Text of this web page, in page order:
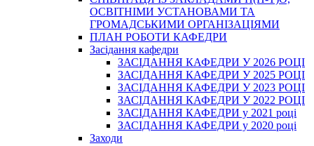
ОСВІТНІМИ УСТАНОВАМИ ТА
ГРОМАДСЬКИМИ ОРГАНІЗАЦІЯМИ
ПЛАН РОБОТИ КАФЕДРИ
Засідання кафедри
ЗАСІДАННЯ КАФЕДРИ У 2026 РОЦІ
ЗАСІДАННЯ КАФЕДРИ У 2025 РОЦІ
ЗАСІДАННЯ КАФЕДРИ У 2023 РОЦІ
ЗАСІДАННЯ КАФЕДРИ У 2022 РОЦІ
ЗАСІДАННЯ КАФЕДРИ у 2021 році
ЗАСІДАННЯ КАФЕДРИ у 2020 році
Заходи